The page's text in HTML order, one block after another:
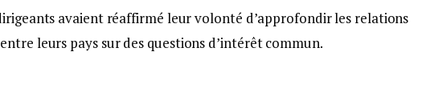
avaient réaffirmé leur volonté d’approfondir les relations
leurs pays sur des questions d’intérêt commun.